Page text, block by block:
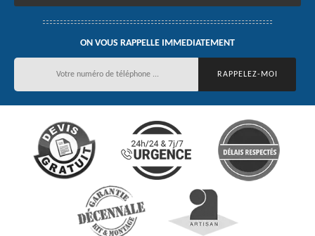
ON VOUS RAPPELLE IMMEDIATEMENT